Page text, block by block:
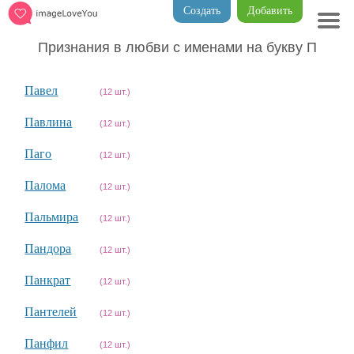
Добавить
Создать
Признания в любви с именами на букву П
Павел (12 шт.)
Павлина (12 шт.)
Паго (12 шт.)
Палома (12 шт.)
Пальмира (12 шт.)
Пандора (12 шт.)
Панкрат (12 шт.)
Пантелей (12 шт.)
Панфил (12 шт.)